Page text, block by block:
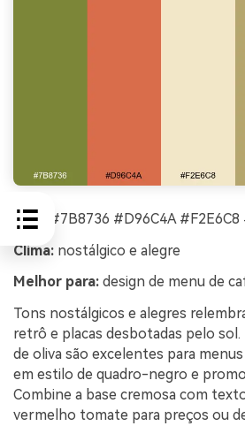
HEX:
#7B8736 #D96C4A
Clima: nostálgico e alegre
Melhor para: design de menu de
Tons nostálgicos e alegres
retrô e placas desbotadas pelo
de oliva são excelentes para
em estilo de quadro-negro e
Combine a base cremosa com
vermelho tomate para preços ou